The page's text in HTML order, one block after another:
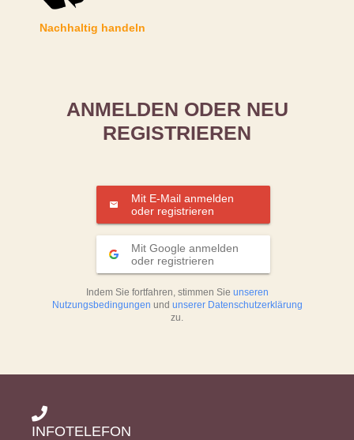
Nachhaltig handeln
ANMELDEN ODER NEU
REGISTRIEREN
Mit E-Mail anmelden
oder registrieren
Mit Google anmelden
oder registrieren
Indem Sie fortfahren, stimmen Sie unseren
Nutzungsbedingungen und unserer Datenschutzerklärung
zu.
INFOTELEFON